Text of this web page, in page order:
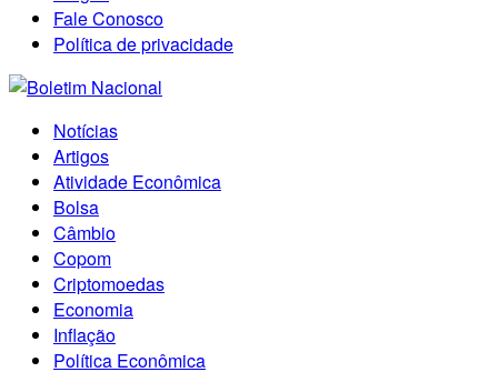
Fale Conosco
Política de privacidade
Notícias
Artigos
Atividade Econômica
Bolsa
Câmbio
Copom
Criptomoedas
Economia
Inflação
Política Econômica